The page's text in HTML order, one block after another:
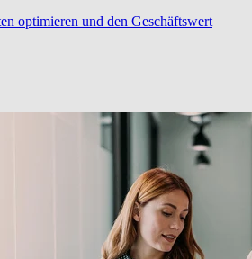
optimieren und den Geschäftswert